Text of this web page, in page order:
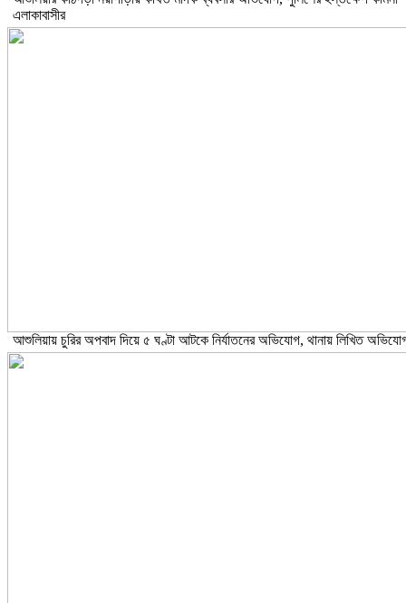
এলাকাবাসীর
আশুলিয়ায় চুরির অপবাদ দিয়ে ৫ ঘণ্টা আটকে নির্যাতনের অভিযোগ, থানায় লিখিত